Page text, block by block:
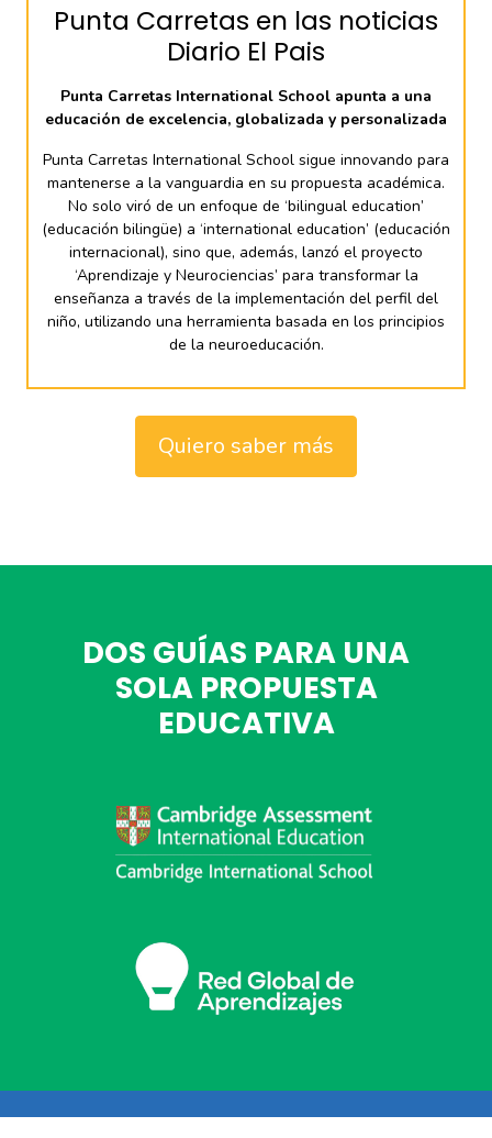
Punta Carretas en las noticias
Diario El Pais
Punta Carretas International School apunta a una
educación de excelencia, globalizada y personalizada
Punta Carretas International School sigue innovando para
mantenerse a la vanguardia en su propuesta académica.
No solo viró de un enfoque de ‘bilingual education’
(educación bilingüe) a ‘international education’ (educación
internacional), sino que, además, lanzó el proyecto
‘Aprendizaje y Neurociencias’ para transformar la
enseñanza a través de la implementación del perfil del
niño, utilizando una herramienta basada en los principios
de la neuroeducación.
Quiero saber más
DOS GUÍAS PARA UNA
SOLA PROPUESTA
EDUCATIVA